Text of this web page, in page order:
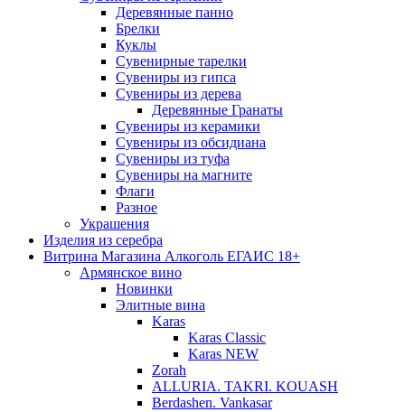
Деревянные панно
Брелки
Куклы
Сувенирные тарелки
Сувениры из гипса
Сувениры из дерева
Деревянные Гранаты
Сувениры из керамики
Сувениры из обсидиана
Сувениры из туфа
Сувениры на магните
Флаги
Разное
Украшения
Изделия из серебра
Витрина Магазина Алкоголь ЕГАИС 18+
Армянское вино
Новинки
Элитные вина
Karas
Karas Classic
Karas NEW
Zorah
ALLURIA. TAKRI. KOUASH
Berdashen. Vankasar